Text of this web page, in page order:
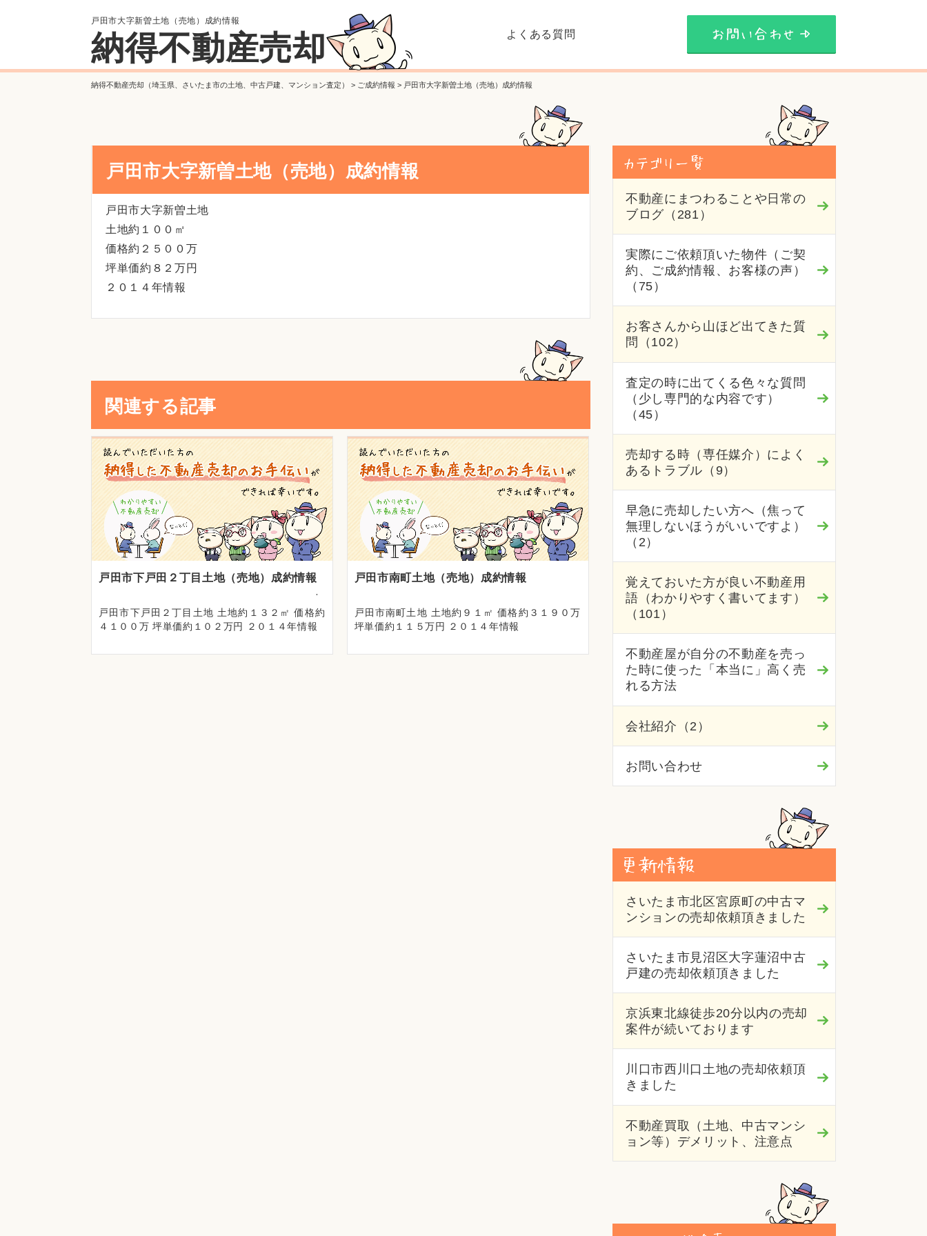
戸田市大字新曽土地（売地）成約情報
納得不動産売却 よくある質問
納得不動産売却（埼玉県、さいたま市の土地、中古戸建、マンション査定） > ご成約情報 > 戸田市大字新曽土地（売地）成約情報
戸田市大字新曽土地（売地）成約情報
戸田市大字新曽土地
土地約１００㎡
価格約２５００万
坪単価約８２万円
２０１４年情報
関連する記事
戸田市下戸田２丁目土地（売地）成約情報
戸田市下戸田２丁目土地 土地約１３２㎡ 価格約
４１００万 坪単価約１０２万円 ２０１４年情報
戸田市南町土地（売地）成約情報
戸田市南町土地 土地約９１㎡ 価格約３１９０万
坪単価約１１５万円 ２０１４年情報
不動産にまつわることや日常の
ブログ（281）
実際にご依頼頂いた物件（ご契
約、ご成約情報、お客様の声）
（75）
お客さんから山ほど出てきた質
問（102）
査定の時に出てくる色々な質問
（少し専門的な内容です）
（45）
売却する時（専任媒介）によく
あるトラブル（9）
早急に売却したい方へ（焦って
無理しないほうがいいですよ）
（2）
覚えておいた方が良い不動産用
語（わかりやすく書いてます）
（101）
不動産屋が自分の不動産を売っ
た時に使った「本当に」高く売
れる方法
会社紹介（2）
お問い合わせ
さいたま市北区宮原町の中古マ
ンションの売却依頼頂きました
さいたま市見沼区大字蓮沼中古
戸建の売却依頼頂きました
京浜東北線徒歩20分以内の売却
案件が続いております
川口市西川口土地の売却依頼頂
きました
不動産買取（土地、中古マンシ
ョン等）デメリット、注意点